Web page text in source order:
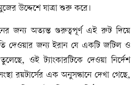
উদ্দেশে যাত্রা শুরু করে।
জন্য অত্যন্ত গুরুত্বপূর্ণ এই রুট দিয়ে
দেওয়ার জন্য ইরান যে একটি জটিল ও
ওই ট্যাংকারটিকে দেওয়া নির্দেশ
রয়টার্সের এক অনুসন্ধানে দেখা গেছে,